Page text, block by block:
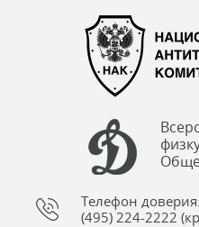
Телефон доверия:
(495) 224-2222